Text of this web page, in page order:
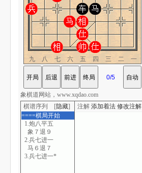
九八七六五四三二一
棋谱序列 [隐藏]
====棋局开始
1.炮八平五
象７退９
2.兵七进一
马６退７
3.兵七进一*
注解 添加着法 修改注解
象棋道网站，www.xqdao.com